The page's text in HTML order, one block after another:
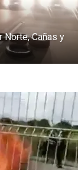
Norte, Cañas y